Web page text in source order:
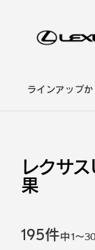
ラインアップ
レクサ
果
195件中1～30